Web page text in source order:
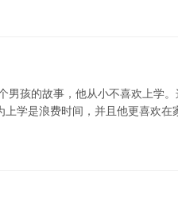
男孩的故事，他从小不喜欢上学
上学是浪费时间，并且他更喜欢在